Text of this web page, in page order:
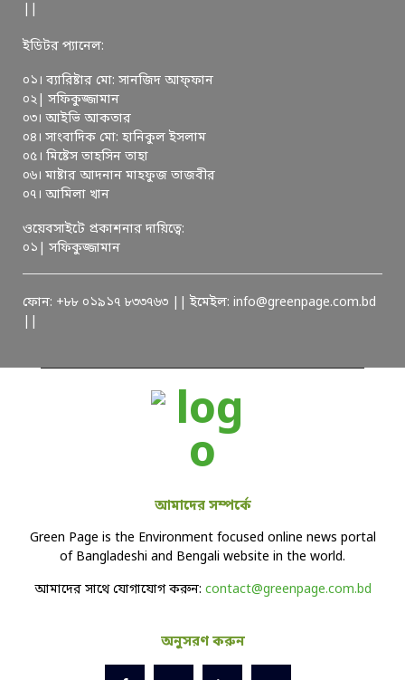
ইডিটর প্যানেল:
০১। ব্যারিষ্টার মো: সানজিদ আফ্ফান
০২| সফিকুজ্জামান
০৩। আইভি আকতার
০৪। সাংবাদিক মো: হানিকুল ইসলাম
০৫। মিষ্টেস তাহসিন তাহা
০৬। মাষ্টার আদনান মাহফুজ তাজবীর
০৭। আমিলা খান
ওয়েবসাইটে প্রকাশনার দায়িত্বে:
০১| সফিকুজ্জামান
ফোন: +৮৮ ০১৯১৭ ৮৩৩৭৬৩ || ইমেইল: info@greenpage.com.bd
আমাদের সম্পর্কে
Green Page is the Environment focused online news portal
of Bangladeshi and Bengali website in the world.
আমাদের সাথে যোগাযোগ করুন: contact@greenpage.com.bd
অনুসরণ করুন